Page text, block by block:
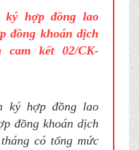
ký hợp đồng lao
đồng khoán dịch
kết 02/CK-
ký hợp đồng lao
đồng khoán dịch
có tổng mức